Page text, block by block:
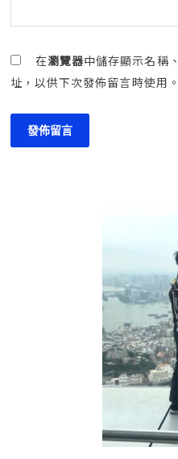
在瀏覽器中儲存顯示名稱
址，以供下次發佈留言時使用。